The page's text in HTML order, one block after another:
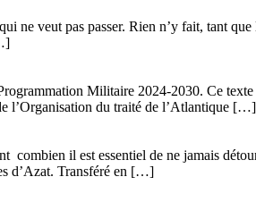
veut pas passer. Rien n’y fait, tant
Militaire 2024-2030. Ce
l’Organisation du traité de l’Atlantique […]
combien il est essentiel de ne jamais
d’Azat. Transféré en […]